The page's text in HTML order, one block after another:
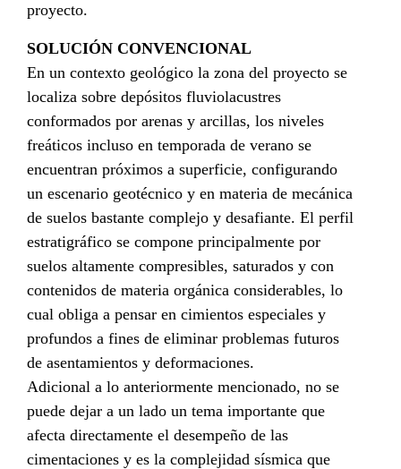
proyecto.
SOLUCIÓN CONVENCIONAL
En un contexto geológico la zona del proyecto se
localiza sobre depósitos fluviolacustres
conformados por arenas y arcillas, los niveles
freáticos incluso en temporada de verano se
encuentran próximos a superficie, configurando
un escenario geotécnico y en materia de mecánica
de suelos bastante complejo y desafiante. El perfil
estratigráfico se compone principalmente por
suelos altamente compresibles, saturados y con
contenidos de materia orgánica considerables, lo
cual obliga a pensar en cimientos especiales y
profundos a fines de eliminar problemas futuros
de asentamientos y deformaciones.
Adicional a lo anteriormente mencionado, no se
puede dejar a un lado un tema importante que
afecta directamente el desempeño de las
cimentaciones y es la complejidad sísmica que